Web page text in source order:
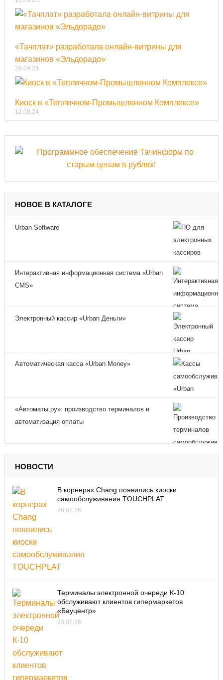
«Тачплат» разработала онлайн-витрины для
магазинов «Эльдорадо»
29.09.24
Киоск в «Тепличном-Промышленном Комплексе»
12.08.24
НОВОЕ В КАТАЛОГЕ
Urban Software
Интерактивная информационная система «Urban
CMS»
Электронный кассир «Urban Деньги»
Автоматическая касса «Urban Money»
«Автоматы.ру»: производство терминалов и
автоматизация оплаты
НОВОСТИ
В корнерах Chang появились киоски
самообслуживания TOUCHPLAT
26.07.26
Терминалы электронной очереди К-10
обслуживают клиентов гипермаркетов
«Бауцентр»
23.07.26